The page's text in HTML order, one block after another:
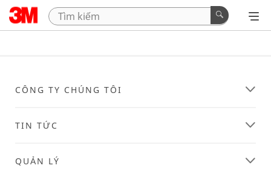
CÔNG TY CHÚNG TÔI
TIN TỨC
QUẢN LÝ